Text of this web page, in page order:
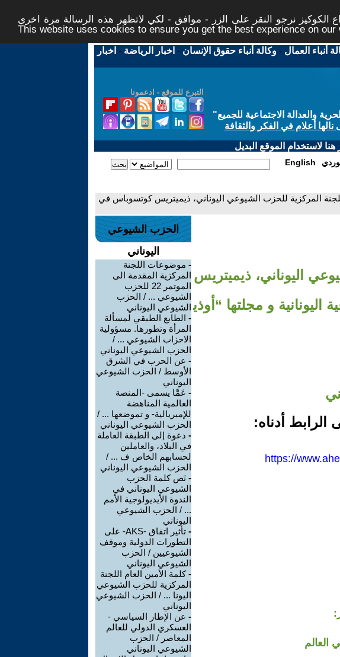
نرجو النقر على الزر - موافق - لكي لاتظهر هذه الرسالة مرة اخرى -
This website uses cookies to ensure you get the best experience on our
أنباء العمال -وكالة أنباء حقوق الإنسان - اخبار الرياضة - اخبار
التبرع للموقع - ادعمونا
والعدالة الاجتماعية للجميع"
أعلام في الفكر والثقافة
لاستخدام الموقع البديل
English
المركزية للحزب الشيوعي اليوناني، ذيميتريس كوتسوباس في
اليوناني، ذيميتريس
للشبيبة الشيوعية اليونانية و مجلتها “أوذي
الرابط أدناه:
https://
العالم
الحزب الشيوعي
اليوناني
- موضوعات اللجنة
المركزية المقدمة الى
الموتمر 22 للحزب
الشيوعي ... / الحزب
الشيوعي اليوناني
- الطابع الطبقي لمسألة
المرأة وتطورها. مسؤولية
الاحزاب الشيوعي ... /
الحزب الشيوعي اليوناني
- عن الحرب في الشرق
الأوسط / الحزب الشيوعي
اليوناني
- عَمَّا يسمى -المنصة
العالمية المناهضة
للإمبريالية- و تموضعها ... /
الحزب الشيوعي اليوناني
- دعوة إلى الطبقة العاملة
في البلاد، والعاملين
لحسابهم الخاص ف ... /
الحزب الشيوعي اليوناني
- نَص كلمة الحزب
الشيوعي اليوناني في
الندوة الأيديولوجية الأمم
... / الحزب الشيوعي
اليوناني
-
تأثير اتفاق -AKS- على
التطورات الدولية وموقف
الشيوعيين / الحزب
الشيوعي اليوناني
-كلمة اﻷمين العام اللجنة
المركزية للحزب الشيوعي
اليونا ... / الحزب الشيوعي
اليوناني
- عن الإطار السياسي -
العسكري الدولي للعالم
المعاصر / الحزب
الشيوعي اليوناني